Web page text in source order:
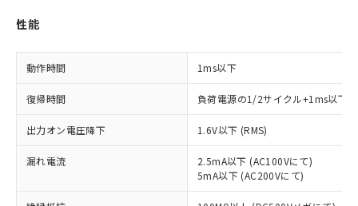
性能
動作時間 1ms以下
復帰時間 負荷電源の1/2サイクル+1ms以下
出力オン電圧降下 1.6V以下 (RMS)
漏れ電流
2.5mA以下 (AC100Vにて)
5mA以下 (AC200Vにて)
ご利用ください。
本サービスは、当社制御機器事業取扱
商品の当社在庫状況および標準価格
(税抜)を提供させていただくもので
当社制御機器事業取扱商品の中には、
本サービスの対象外となる商品もある
ことをご了承ください。
非含有に非対応の商品で、対応品を出す予
定はありません。
調査・確認中：EU RoHS指令（10物質）の
非含有の対応状況を調査中または確認中の
非該当品：ライセンス料など無形物で、有
害物質有無と関係のない商品です。
仕入先様の事情により、非含有部品として
いたものが、含有品と判明した場合などや
むを得ず変更することがあります。
※1 中国RoHS○×表
「○」：最大均質材料含有率が中国RoHSの
基準値以下であることを示します。
「×」：最大均質材料含有率が中国RoHSの
基準値を超えていることを示します。
「－」：未確認です。当社販売部門へお問
当社は、これら貴社製品のうち、外国